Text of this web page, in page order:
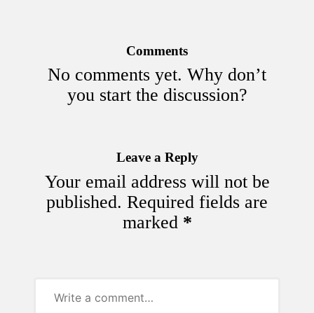
Comments
No comments yet. Why don’t
you start the discussion?
Leave a Reply
Your email address will not be
published. Required fields are
marked *